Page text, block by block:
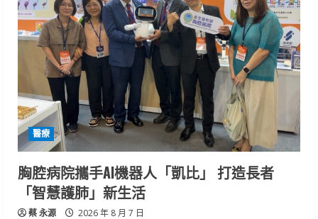
醫療
胸腔病院攜手AI機器人「凱比」 打造長者
「智慧護肺」新生活
蔡 永源 2026 年 8 月 7 日